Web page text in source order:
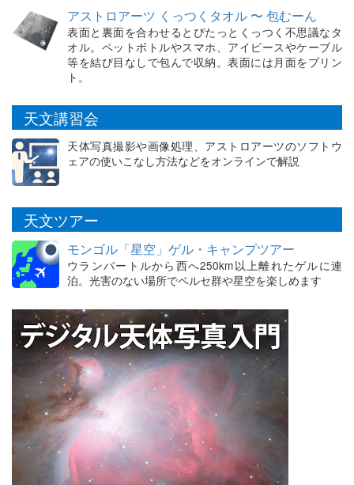
アストロアーツ くっつくタオル 〜 包むーん
表面と裏面を合わせるとぴたっとくっつく不思議なタ
オル。ペットボトルやスマホ、アイピースやケーブル
等を結び目なしで包んで収納。表面には月面をプリン
ト。
天文講習会
天体写真撮影や画像処理、アストロアーツのソフトウ
ェアの使いこなし方法などをオンラインで解説
天文ツアー
モンゴル「星空」ゲル・キャンプツアー
ウランバートルから西へ250km以上離れたゲルに連
泊。光害のない場所でペルセ群や星空を楽しめます